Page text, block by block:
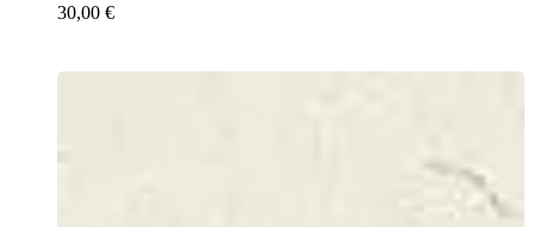
30,00 €